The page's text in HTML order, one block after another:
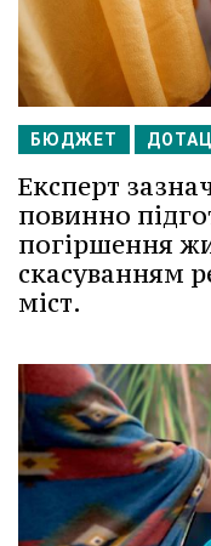
БЮДЖЕТ
Експерт
повинно
погіршення
скасуванням
міст.